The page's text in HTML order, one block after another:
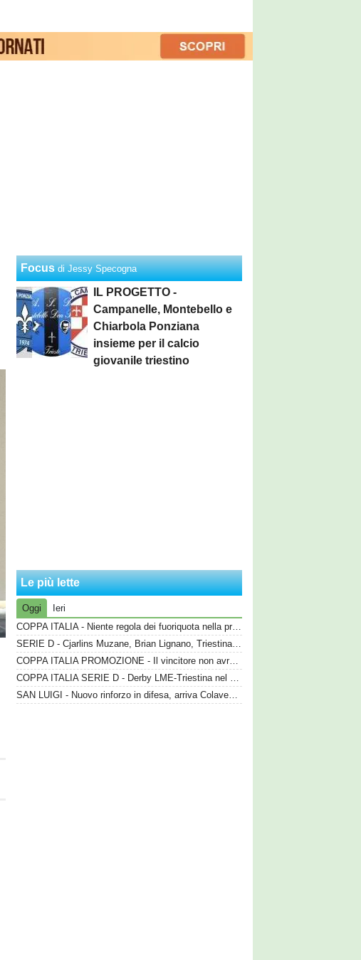
Focus di Jessy Specogna
IL PROGETTO -
Campanelle, Montebello e
Chiarbola Ponziana
insieme per il calcio
giovanile triestino
Le più lette
Oggi
Ieri
COPPA ITALIA - Niente regola dei fuoriquota nella prima fase
SERIE D - Cjarlins Muzane, Brian Lignano, Triestina e LME nel girone C
COPPA ITALIA PROMOZIONE - Il vincitore non avrà il posto ai play-off
COPPA ITALIA SERIE D - Derby LME-Triestina nel turno preliminare
SAN LUIGI - Nuovo rinforzo in difesa, arriva Colavecchio